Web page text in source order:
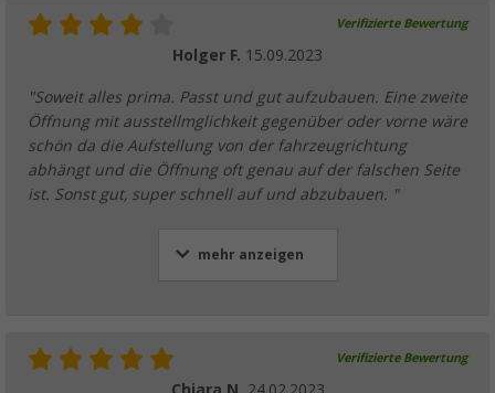
Verifizierte Bewertung
Holger F. 15.09.2023
"Soweit alles prima. Passt und gut aufzubauen. Eine zweite
Öffnung mit ausstellmglichkeit gegenüber oder vorne wäre
schön da die Aufstellung von der fahrzeugrichtung
abhängt und die Öffnung oft genau auf der falschen Seite
ist. Sonst gut, super schnell auf und abzubauen. "
mehr anzeigen
Verifizierte Bewertung